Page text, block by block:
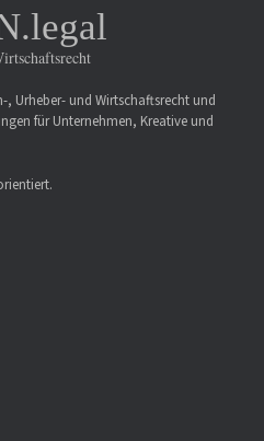
, Urheber- und Wirtschaftsrecht und
für Unternehmen, Kreative und